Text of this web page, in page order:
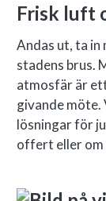
Frisk luft
Andas ut, ta
stadens brus.
atmosfär är
givande möte.
lösningar för
offert eller om